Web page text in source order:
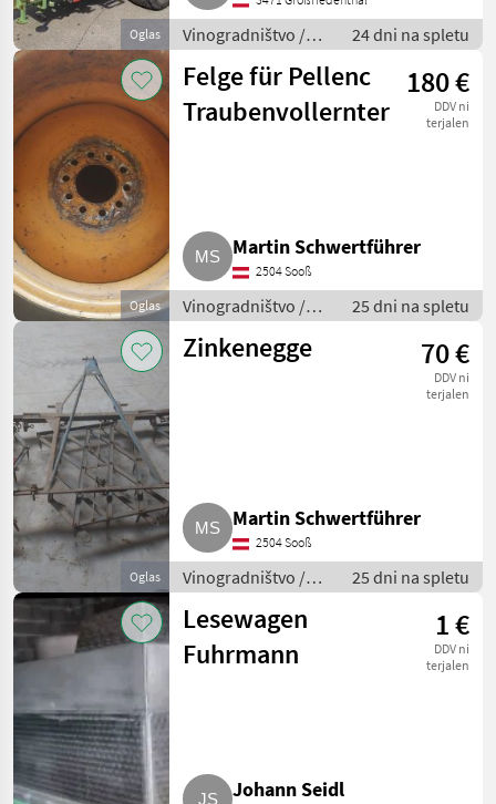
Oglas
Vinogradništvo /
Drugi stroji za
vinogradništvo
24 dni na spletu
Oglas
Felge für Pellenc
Traubenvollernter
180 €
DDV ni
terjalen
Martin Schwertführer
2504 Sooß
Vinogradništvo /
Drugi stroji za
vinogradništvo
25 dni na spletu
Oglas
Zinkenegge 70 €
DDV ni
terjalen
Martin Schwertführer
2504 Sooß
Vinogradništvo /
Drugi stroji za
vinogradništvo
25 dni na spletu
Lesewagen
Fuhrmann
1 €
DDV ni
terjalen
Johann Seidl